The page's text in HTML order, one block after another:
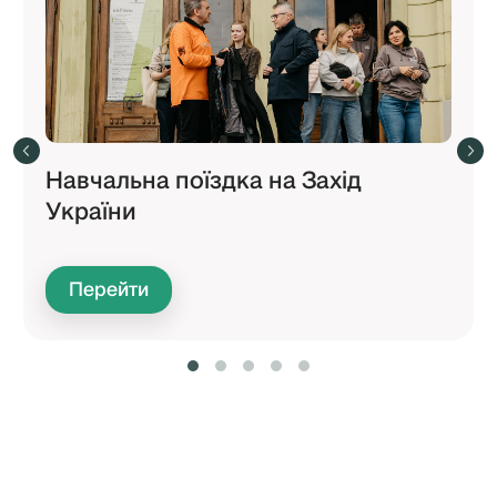
Навчальна поїздка на Захід
України
Перейти